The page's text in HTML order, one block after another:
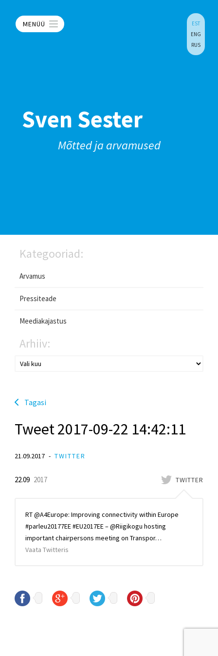
MENÜÜ
EST
ENG
RUS
Sven Sester
Mõtted ja arvamused
Kategooriad:
Arvamus
Pressiteade
Meediakajastus
Arhiiv:
Tagasi
Tweet 2017-09-22 14:42:11
21.09.2017 TWITTER
TWITTER
22.09 2017
RT @A4Europe: Improving connectivity within Europe
#parleu20177EE #EU2017EE – @Riigikogu hosting
important chairpersons meeting on Transpor…
Vaata Twitteris